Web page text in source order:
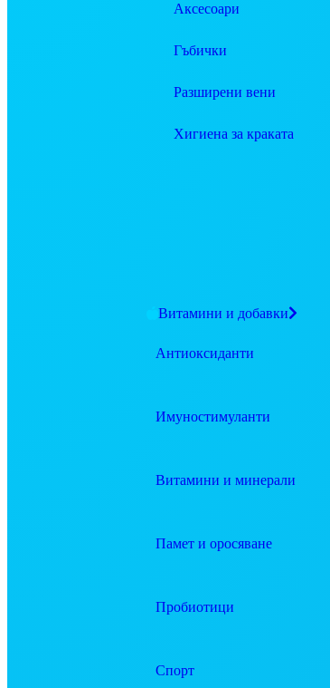
Аксесоари
Гъбички
Разширени вени
Хигиена за краката
Витамини и добавки
Антиоксиданти
Имуностимуланти
Витамини и минерали
Памет и оросяване
Пробиотици
Спорт